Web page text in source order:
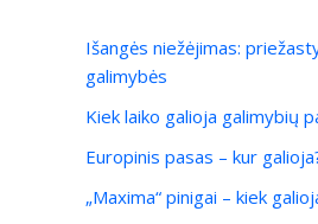
Išangės niežėjimas:
galimybės
Kiek laiko galioja galimybių
Europinis pasas – kur
„Maxima“ pinigai – kiek